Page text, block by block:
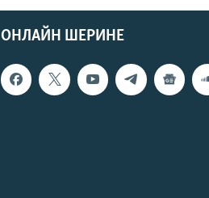
ОНЛАЙН ШЕРИНЕ